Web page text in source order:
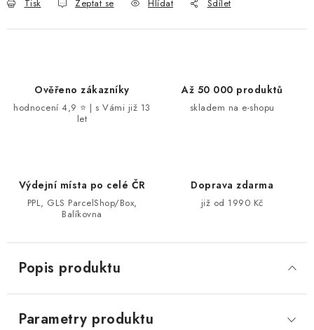
Tisk Zeptat se Hlídat Sdílet
Ověřeno zákazníky
hodnocení 4,9 ⭐ | s Vámi již 13
let
Až 50 000 produktů
skladem na e-shopu
Výdejní místa po celé ČR
PPL, GLS ParcelShop/Box,
Balíkovna
Doprava zdarma
již od 1990 Kč
Popis produktu
Parametry produktu